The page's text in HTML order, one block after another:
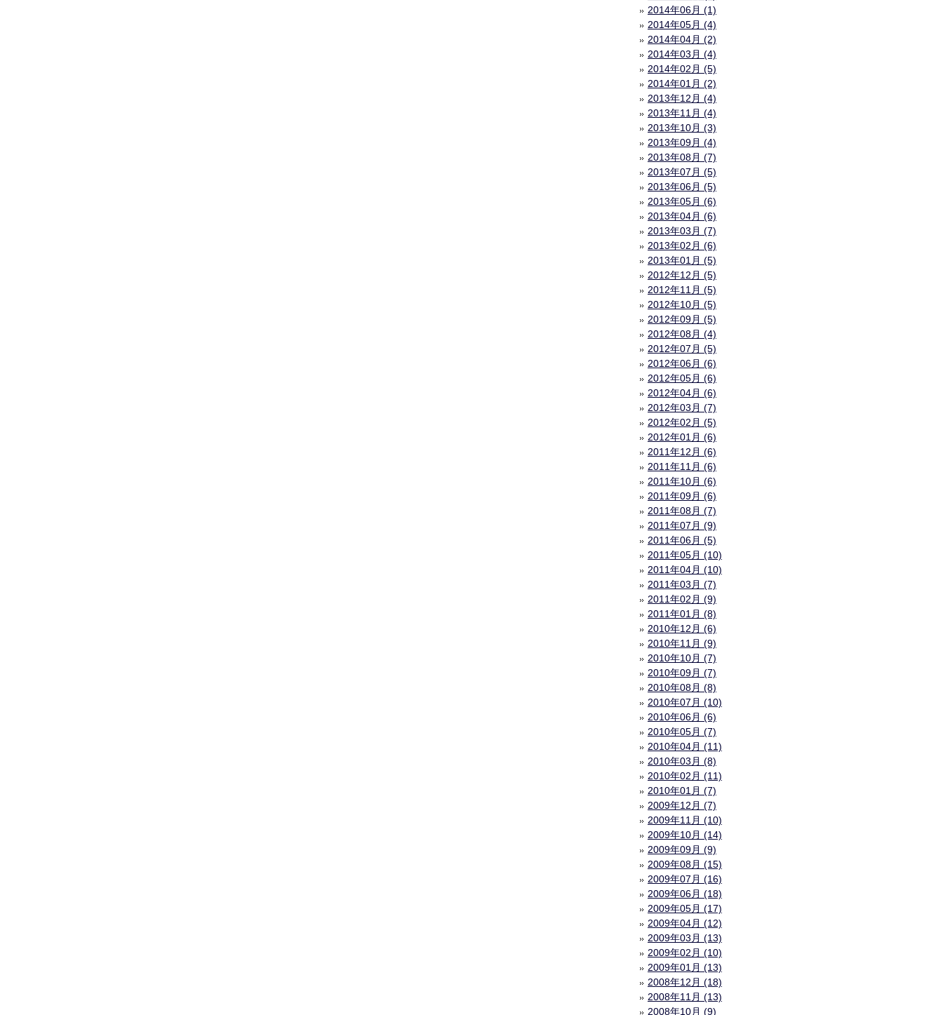
2014年06月 (1)
2014年05月 (4)
2014年04月 (2)
2014年03月 (4)
2014年02月 (5)
2014年01月 (2)
2013年12月 (4)
2013年11月 (4)
2013年10月 (3)
2013年09月 (4)
2013年08月 (7)
2013年07月 (5)
2013年06月 (5)
2013年05月 (6)
2013年04月 (6)
2013年03月 (7)
2013年02月 (6)
2013年01月 (5)
2012年12月 (5)
2012年11月 (5)
2012年10月 (5)
2012年09月 (5)
2012年08月 (4)
2012年07月 (5)
2012年06月 (6)
2012年05月 (6)
2012年04月 (6)
2012年03月 (7)
2012年02月 (5)
2012年01月 (6)
2011年12月 (6)
2011年11月 (6)
2011年10月 (6)
2011年09月 (6)
2011年08月 (7)
2011年07月 (9)
2011年06月 (5)
2011年05月 (10)
2011年04月 (10)
2011年03月 (7)
2011年02月 (9)
2011年01月 (8)
2010年12月 (6)
2010年11月 (9)
2010年10月 (7)
2010年09月 (7)
2010年08月 (8)
2010年07月 (10)
2010年06月 (6)
2010年05月 (7)
2010年04月 (11)
2010年03月 (8)
2010年02月 (11)
2010年01月 (7)
2009年12月 (7)
2009年11月 (10)
2009年10月 (14)
2009年09月 (9)
2009年08月 (15)
2009年07月 (16)
2009年06月 (18)
2009年05月 (17)
2009年04月 (12)
2009年03月 (13)
2009年02月 (10)
2009年01月 (13)
2008年12月 (18)
2008年11月 (13)
2008年10月 (9)